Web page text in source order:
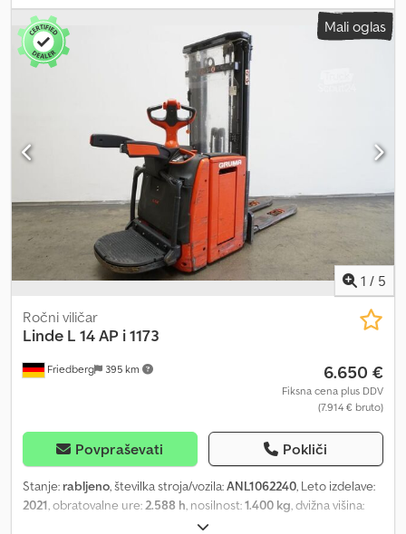
tip droga:triplex, kapaciteta baterije:375 Ah, napetost baterije:24
V, širina nosilnega okvirja vilic: 560 mm, dolžina vilic: 1.150 mm,
lastna masa:
, skupna višina:1.920 mm
2.132 mm
800 mm, gorivo: elektrika
baterije Dkedpfxjzifzpo Amier - Vozilni priključek REMA 160 A -
Stranska menjava baterije s kolesi - Začetni dvig - Izvedba vilic:
560 – 1150 mm - Nosilec vilic, primeren za paletne kletke -
Počasen način vožnje - Sistem za povečanje hitrosti dviganja
(LiftSpeedBooster) - Sistem za mehko spuščanje (SoftLanding) -
Zaščita drogovja: polikarbonat - Nadzor dostopa: povezljiv RFID
dostop (Connect access RFID) - Zložljiva platforma - Prenos
podatkov prek spleta - LSP 0,6 Ref: ANL1062063
Mali oglas
1 / 5
Friedberg 395 km
Ročni viličar
Linde L 14 AP i 1173
6.650 €
Fiksna cena plus DDV
(7.914 € bruto)
Povpraševati Pokliči
Stanje: rabljeno, številka stroja/vozila:ANL1062240, Leto izdelave:
2021, obratovalne ure:2.588 h, nosilnost:1.400 kg, dvižna višina:
1.400 mm